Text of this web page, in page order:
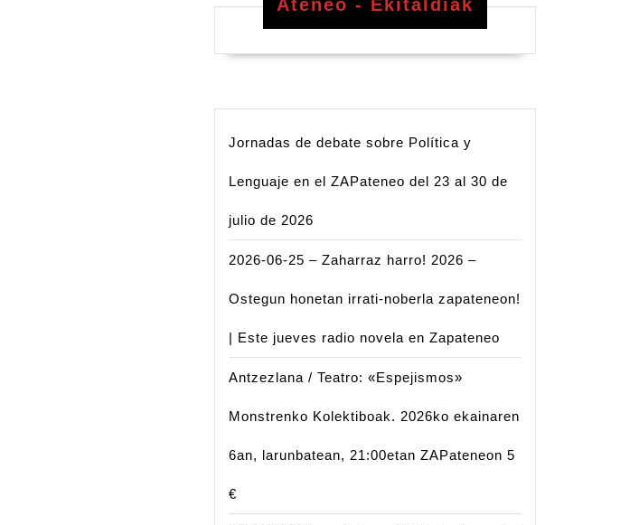
Ateneo - Ekitaldiak
Jornadas de debate sobre Política y
Lenguaje en el ZAPateneo del 23 al 30 de
julio de 2026
2026-06-25 – Zaharraz harro! 2026 –
Ostegun honetan irrati-noberla zapateneon!
| Este jueves radio novela en Zapateneo
Antzezlana / Teatro: «Espejismos»
Monstrenko Kolektiboak. 2026ko ekainaren
6an, larunbatean, 21:00etan ZAPateneon 5
€